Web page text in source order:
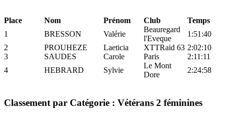
Place Nom Prénom Club
Temps
1
BRESSON Valérie
Beauregard
l'Eveque
1:51:40
2
PROUHEZE Laeticia XTTRaid 63 2:02:10
3
SAUDES Carole Paris
2:11:11
4
HEBRARD Sylvie
Le Mont
Dore
2:24:58
Classement par Catégorie : Vétérans 2 féminines